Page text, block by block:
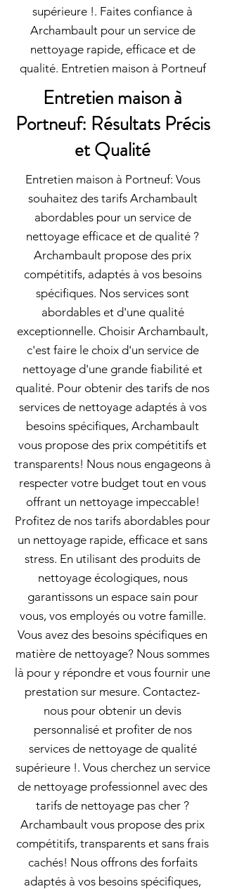
supérieure !. Faites confiance à
Archambault pour un service de
nettoyage rapide, efficace et de
qualité. Entretien maison à Portneuf
Entretien maison à
Portneuf: Résultats Précis
et Qualité
Entretien maison à Portneuf: Vous
souhaitez des tarifs Archambault
abordables pour un service de
nettoyage efficace et de qualité ?
Archambault propose des prix
compétitifs, adaptés à vos besoins
spécifiques. Nos services sont
abordables et d'une qualité
exceptionnelle. Choisir Archambault,
c'est faire le choix d'un service de
nettoyage d'une grande fiabilité et
qualité. Pour obtenir des tarifs de nos
services de nettoyage adaptés à vos
besoins spécifiques, Archambault
vous propose des prix compétitifs et
transparents! Nous nous engageons à
respecter votre budget tout en vous
offrant un nettoyage impeccable!
Profitez de nos tarifs abordables pour
un nettoyage rapide, efficace et sans
stress. En utilisant des produits de
nettoyage écologiques, nous
garantissons un espace sain pour
vous, vos employés ou votre famille.
Vous avez des besoins spécifiques en
matière de nettoyage? Nous sommes
là pour y répondre et vous fournir une
prestation sur mesure. Contactez-
nous pour obtenir un devis
personnalisé et profiter de nos
services de nettoyage de qualité
supérieure !. Vous cherchez un service
de nettoyage professionnel avec des
tarifs de nettoyage pas cher ?
Archambault vous propose des prix
compétitifs, transparents et sans frais
cachés! Nous offrons des forfaits
adaptés à vos besoins spécifiques,